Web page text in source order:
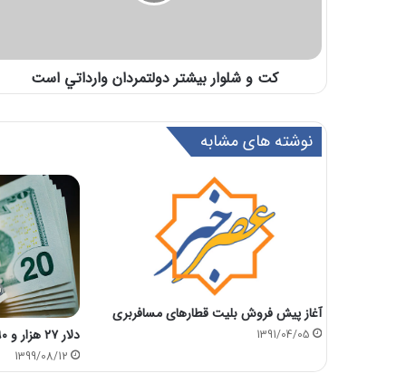
کت و شلوار بيشتر دولتمردان وارداتي است
نوشته های مشابه
آغاز پیش فروش بلیت قطارهای مسافربری
1391/04/05 دلار ۲۷ هزار و ۴۹۰ تومان
1399/08/12